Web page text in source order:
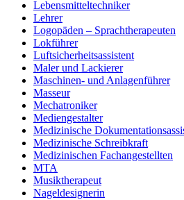
Lebensmitteltechniker
Lehrer
Logopäden – Sprachtherapeuten
Lokführer
Luftsicherheitsassistent
Maler und Lackierer
Maschinen- und Anlagenführer
Masseur
Mechatroniker
Mediengestalter
Medizinische
Medizinische Schreibkraft
Medizinischen Fachangestellten
MTA
Musiktherapeut
Nageldesignerin